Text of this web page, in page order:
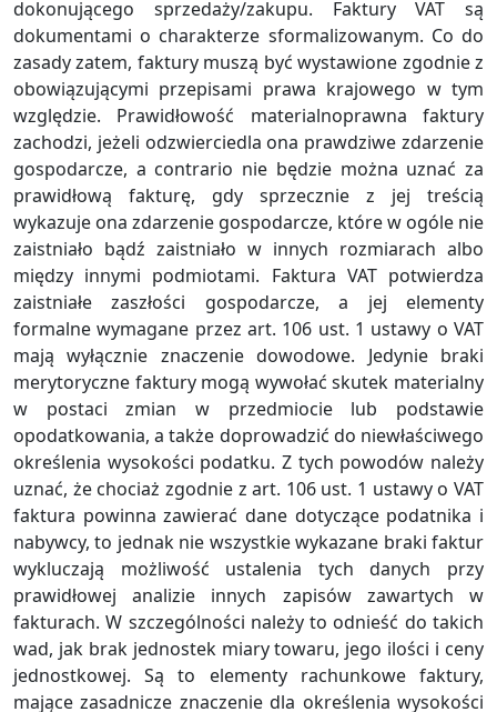
dokonującego sprzedaży/zakupu. Faktury VAT są
dokumentami o charakterze sformalizowanym. Co do
zasady zatem, faktury muszą być wystawione zgodnie z
obowiązującymi przepisami prawa krajowego w tym
względzie. Prawidłowość materialnoprawna faktury
zachodzi, jeżeli odzwierciedla ona prawdziwe zdarzenie
gospodarcze, a contrario nie będzie można uznać za
prawidłową fakturę, gdy sprzecznie z jej treścią
wykazuje ona zdarzenie gospodarcze, które w ogóle nie
zaistniało bądź zaistniało w innych rozmiarach albo
między innymi podmiotami. Faktura VAT potwierdza
zaistniałe zaszłości gospodarcze, a jej elementy
formalne wymagane przez art. 106 ust. 1 ustawy o VAT
mają wyłącznie znaczenie dowodowe. Jedynie braki
merytoryczne faktury mogą wywołać skutek materialny
w postaci zmian w przedmiocie lub podstawie
opodatkowania, a także doprowadzić do niewłaściwego
określenia wysokości podatku. Z tych powodów należy
uznać, że chociaż zgodnie z art. 106 ust. 1 ustawy o VAT
faktura powinna zawierać dane dotyczące podatnika i
nabywcy, to jednak nie wszystkie wykazane braki faktur
wykluczają możliwość ustalenia tych danych przy
prawidłowej analizie innych zapisów zawartych w
fakturach. W szczególności należy to odnieść do takich
wad, jak brak jednostek miary towaru, jego ilości i ceny
jednostkowej. Są to elementy rachunkowe faktury,
mające zasadnicze znaczenie dla określenia wysokości